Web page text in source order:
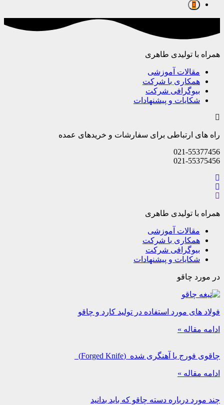
همراه با تولیدی طاهری
مقالات آموزشی
همکاری با شرکت
بیوگرافی شرکت
شکایات و پیشنهادات
راه های ارتباطی برای سفارشات و خریدهای عمده
021-55377456
021-55375456
همراه با تولیدی طاهری
مقالات آموزشی
همکاری با شرکت
بیوگرافی شرکت
شکایات و پیشنهادات
در مورد چاقو
فولاد های مورد استفاده در تولید کارد و چاقو
ادامه مقاله »
چاقوی فورج یا آهنگری شده (Forged Knife)
ادامه مقاله »
چند مورد درباره دسته چاقو که باید بدانید